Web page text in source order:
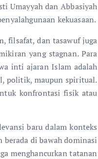
Umayyah dan Abbasiyah
kekuasaan.
filsafat, dan tasawuf juga
yang stagnan. Para
inti ajaran Islam adalah
politik, maupun spiritual.
konfrontasi fisik atau
baru dalam konteks
di bawah dominasi
menghancurkan tatanan